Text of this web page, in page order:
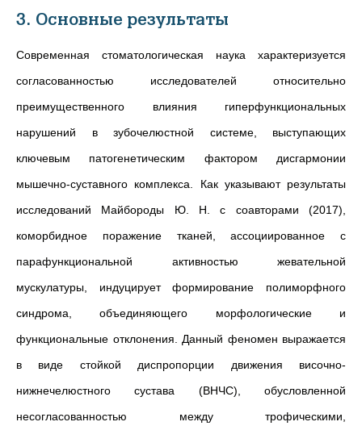
3. Основные результаты
Современная стоматологическая наука характеризуется
согласованностью исследователей относительно
преимущественного влияния гиперфункциональных
нарушений в зубочелюстной системе, выступающих
ключевым патогенетическим фактором дисгармонии
мышечно-суставного комплекса. Как указывают результаты
исследований Майбороды Ю. Н. с соавторами (2017),
коморбидное поражение тканей, ассоциированное с
парафункциональной активностью жевательной
мускулатуры, индуцирует формирование полиморфного
синдрома, объединяющего морфологические и
функциональные отклонения. Данный феномен выражается
в виде стойкой диспропорции движения височно-
нижнечелюстного сустава (ВНЧС), обусловленной
несогласованностью между трофическими,